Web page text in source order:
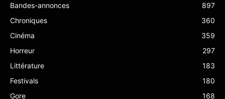
Bandes-annonces
897
Chroniques
360
Cinéma
359
Horreur
297
Littérature
183
Festivals
180
Gore
168